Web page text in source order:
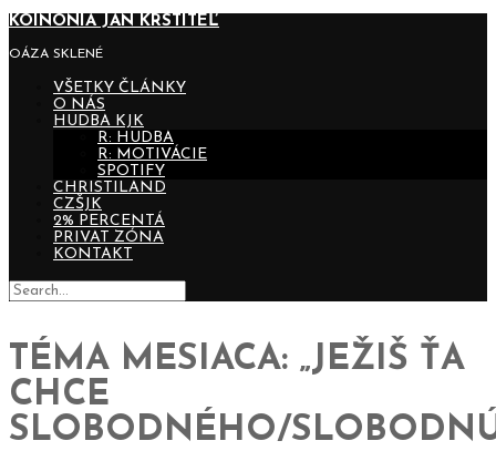
KOINONIA JÁN KRSTITEĽ
OÁZA SKLENÉ
VŠETKY ČLÁNKY
O NÁS
HUDBA KJK
R: HUDBA
R: MOTIVÁCIE
SPOTIFY
CHRISTILAND
CZŠJK
2% PERCENTÁ
PRIVAT ZÓNA
KONTAKT
TÉMA MESIACA: „JEŽIŠ ŤA
CHCE
SLOBODNÉHO/